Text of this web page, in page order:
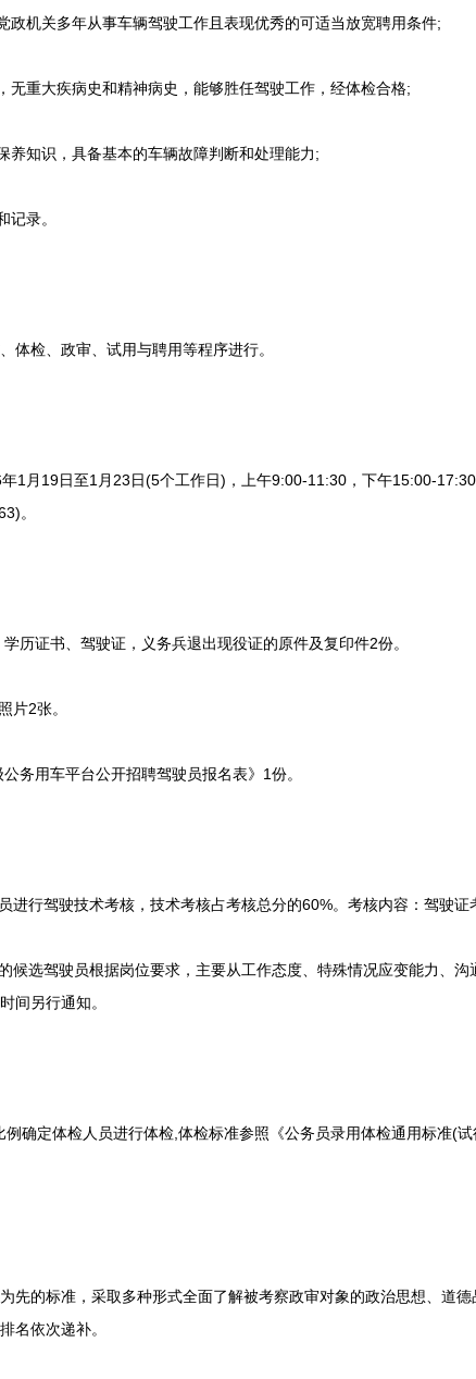
机关多年从事车辆驾驶工作且表现优秀的可适当放宽聘用条件;
重大疾病史和精神病史，能够胜任驾驶工作，经体检合格;
知识，具备基本的车辆故障判断和处理能力;
录。
检、政审、试用与聘用等程序进行。
月19日至1月23日(5个工作日)，上午9:00-11:30，下午15:00-
。
证书、驾驶证，义务兵退出现役证的原件及复印件2份。
2张。
用车平台公开招聘驾驶员报名表》1份。
行驾驶技术考核，技术考核占考核总分的60%。考核内容：驾驶证
选驾驶员根据岗位要求，主要从工作态度、特殊情况应变能力、沟
间另行通知。
定体检人员进行体检,体检标准参照《公务员录用体检通用标准(试
的标准，采取多种形式全面了解被考察政审对象的政治思想、道德
名依次递补。